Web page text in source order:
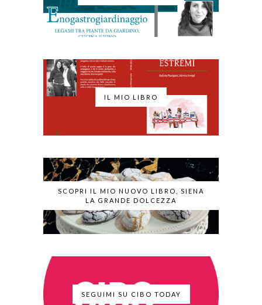
IL MIO LIBRO
SCOPRI IL MIO NUOVO LIBRO, SIENA
LA GRANDE DOLCEZZA
SEGUIMI SU CIBO TODAY